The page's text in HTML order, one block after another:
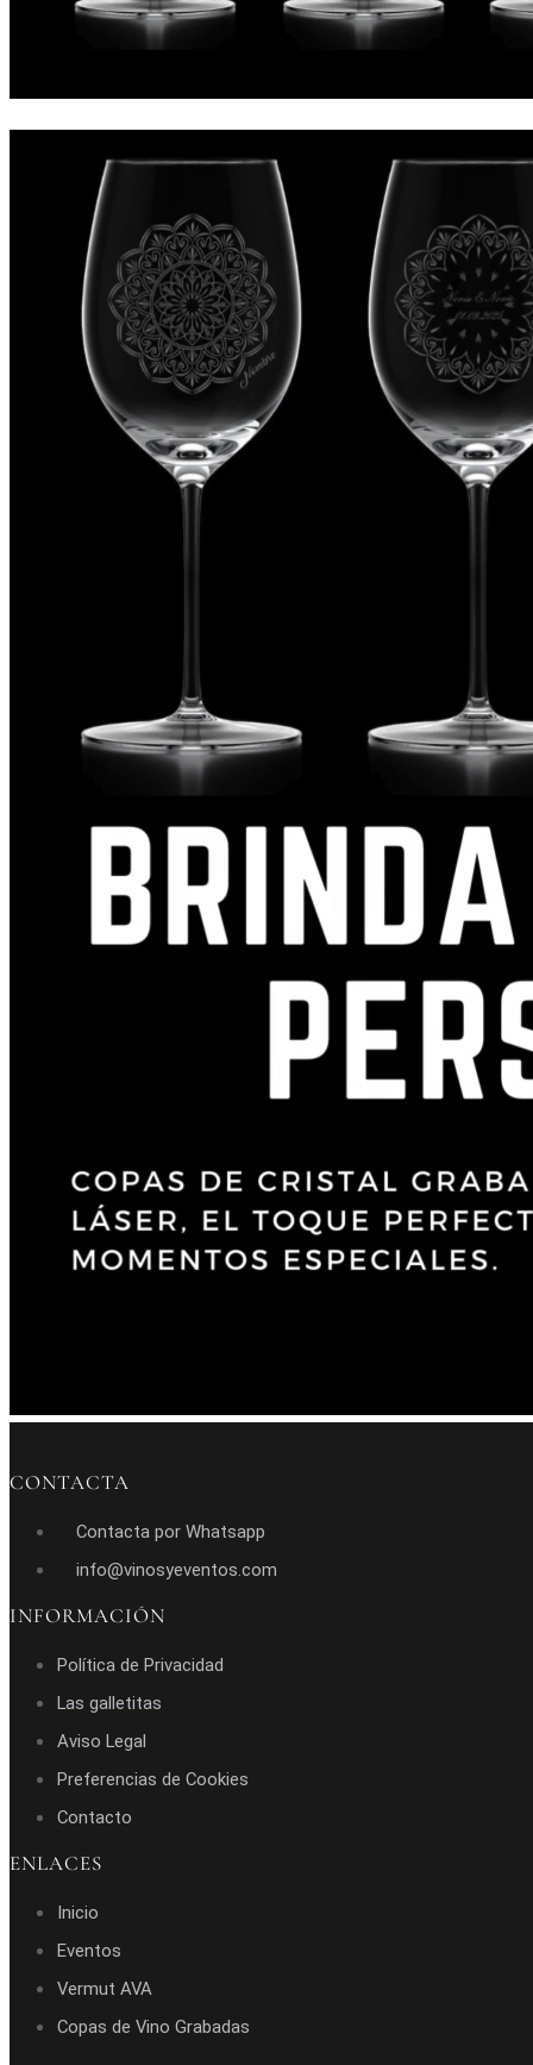
CONTACTA
Contacta por Whatsapp
info@vinosyeventos.com
INFORMACIÓN
Política de Privacidad
Las galletitas
Aviso Legal
Preferencias de Cookies
Contacto
ENLACES
Inicio
Eventos
Vermut AVA
Copas de Vino Grabadas